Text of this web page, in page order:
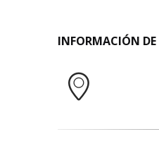
INFORMACIÓN